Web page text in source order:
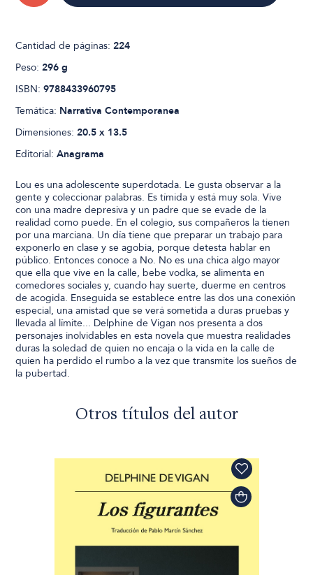
Cantidad de páginas:224
Peso:296 g
ISBN:9788433960795
Temática: Narrativa Contemporanea
Dimensiones:20.5 x 13.5
Editorial:Anagrama
Lou es una adolescente superdotada. Le gusta observar a la
gente y coleccionar palabras. Es tímida y está muy sola. Vive
con una madre depresiva y un padre que se evade de la
realidad como puede. En el colegio, sus compañeros la tienen
por una marciana. Un día tiene que preparar un trabajo para
exponerlo en clase y se agobia, porque detesta hablar en
público. Entonces conoce a No. No es una chica algo mayor
que ella que vive en la calle, bebe vodka, se alimenta en
comedores sociales y, cuando hay suerte, duerme en centros
de acogida. Enseguida se establece entre las dos una conexión
especial, una amistad que se verá sometida a duras pruebas y
llevada al límite... Delphine de Vigan nos presenta a dos
personajes inolvidables en esta novela que muestra realidades
duras la soledad de quien no encaja o la vida en la calle de
quien ha perdido el rumbo a la vez que transmite los sueños de
la pubertad.
Otros títulos del autor